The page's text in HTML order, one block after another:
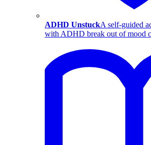
ADHD UnstuckA self-guided
with ADHD break out of mood